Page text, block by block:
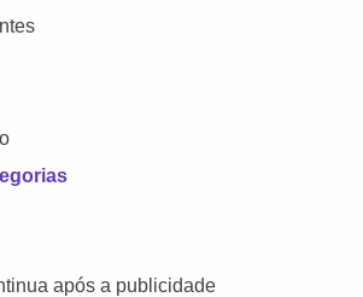
após a publicidade